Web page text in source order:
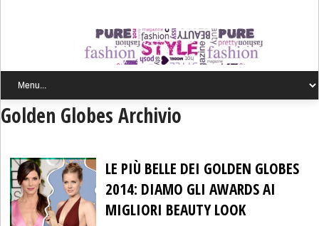
Golden Globes Archivio
LE PIÙ BELLE DEI GOLDEN GLOBES
2014: DIAMO GLI AWARDS AI
MIGLIORI BEAUTY LOOK